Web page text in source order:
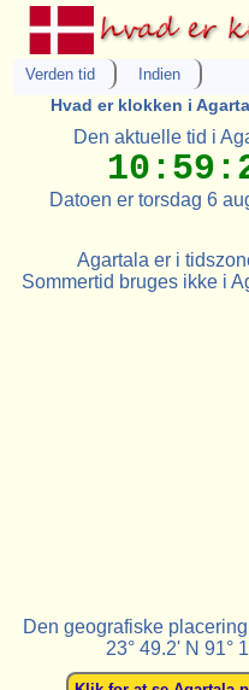
Verden tid Indien
Hvad er klokken i
Den aktuelle tid i
Datoen er torsdag 6
Agartala er i
Sommertid bruges ikke i
Den geografiske
23° 49.2' N 91°